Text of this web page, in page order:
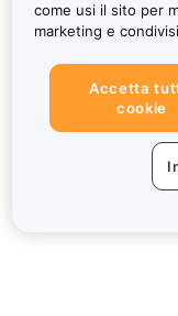
come usi il sito per
marketing e
Accetta
cookie